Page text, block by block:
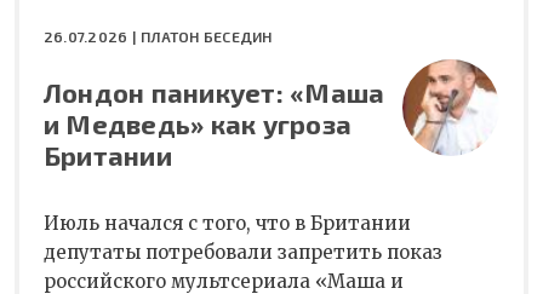
26.07.2026 | ПЛАТОН БЕСЕДИН
Лондон паникует: «Маша
и Медведь» как угроза
Британии
Июль начался с того, что в Британии
депутаты потребовали запретить показ
российского мультсериала «Маша и